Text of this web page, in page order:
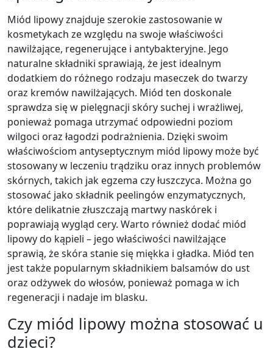
Miód lipowy znajduje szerokie zastosowanie w
kosmetykach ze względu na swoje właściwości
nawilżające, regenerujące i antybakteryjne. Jego
naturalne składniki sprawiają, że jest idealnym
dodatkiem do różnego rodzaju maseczek do twarzy
oraz kremów nawilżających. Miód ten doskonale
sprawdza się w pielęgnacji skóry suchej i wrażliwej,
ponieważ pomaga utrzymać odpowiedni poziom
wilgoci oraz łagodzi podrażnienia. Dzięki swoim
właściwościom antyseptycznym miód lipowy może być
stosowany w leczeniu trądziku oraz innych problemów
skórnych, takich jak egzema czy łuszczyca. Można go
stosować jako składnik peelingów enzymatycznych,
które delikatnie złuszczają martwy naskórek i
poprawiają wygląd cery. Warto również dodać miód
lipowy do kąpieli – jego właściwości nawilżające
sprawią, że skóra stanie się miękka i gładka. Miód ten
jest także popularnym składnikiem balsamów do ust
oraz odżywek do włosów, ponieważ pomaga w ich
regeneracji i nadaje im blasku.
Czy miód lipowy można stosować u
dzieci?